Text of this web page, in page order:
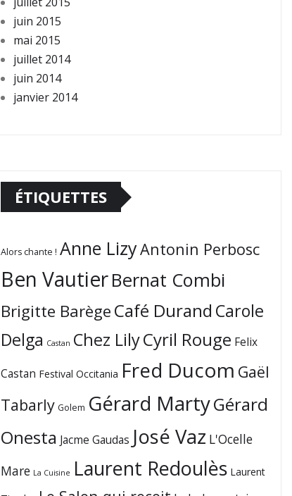
juin 2015
mai 2015
juillet 2014
juin 2014
janvier 2014
ÉTIQUETTES
Alors chante ! Anne LizyAntonin Perbosc
Ben VautierBernat Combi
Brigitte BarègeCafé Durand Carole
Delga Castan Chez LilyCyril Rouge Felix
Castan Festival Occitania Fred Ducom Gaël
Tabarly Golem Gérard MartyGérard
Onesta Jacme Gaudas José Vaz L'Ocelle
Mare La Cuisine Laurent Redoulès Laurent